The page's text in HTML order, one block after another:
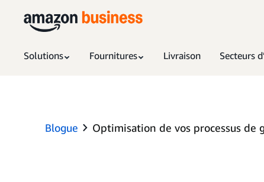
Solutions Fournitures Livraison Secteurs
Blogue Optimisation de vos processus de